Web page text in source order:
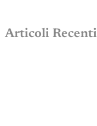
Articoli Recenti